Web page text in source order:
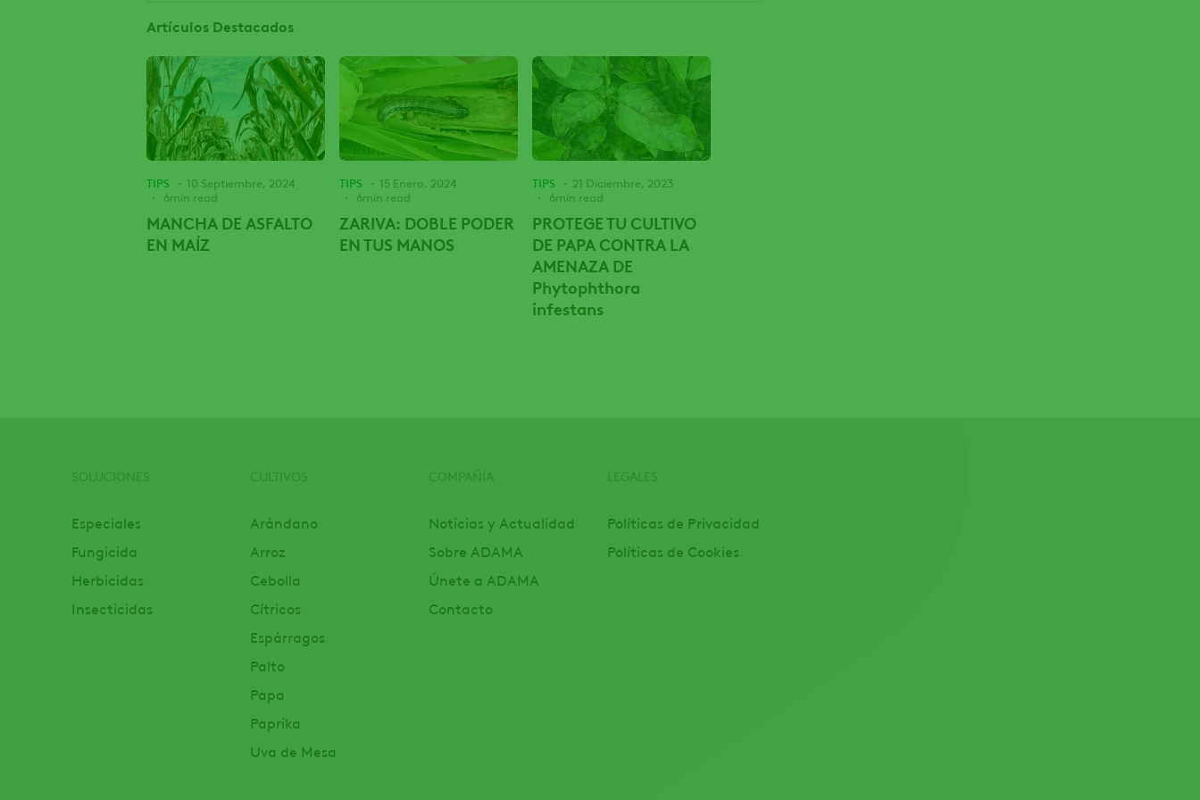
Artículos Destacados
TIPS
10 Septiembre, 2024
6min read
MANCHA DE ASFALTO
EN MAÍZ
TIPS
15 Enero, 2024
6min read
ZARIVA: DOBLE PODER
EN TUS MANOS
TIPS
21 Diciembre, 2023
6min read
PROTEGE TU CULTIVO
DE PAPA CONTRA LA
AMENAZA DE
Phytophthora
infestans
Especiales
Fungicida
Herbicidas
Insecticidas
Arándano
Arroz
Cebolla
Cítricos
Espárragos
Palto
Papa
Paprika
Uva de Mesa
Noticias y Actualidad
Sobre ADAMA
Únete a ADAMA
Contacto
Políticas de Privacidad
Políticas de Cookies